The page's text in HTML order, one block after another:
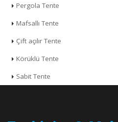
Pergola Tente
Mafsallı Tente
Çift açılır Tente
Körüklü Tente
Sabit Tente